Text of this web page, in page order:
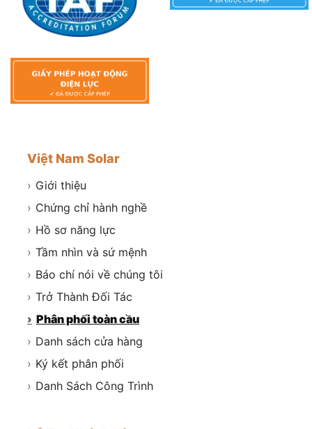
Việt Nam Solar
› Giới thiệu
› Chứng chỉ hành nghề
› Hồ sơ năng lực
› Tầm nhìn và sứ mệnh
› Báo chí nói về chúng tôi
› Trở Thành Đối Tác
› Phân phối toàn cầu
› Danh sách cửa hàng
› Ký kết phân phối
› Danh Sách Công Trình